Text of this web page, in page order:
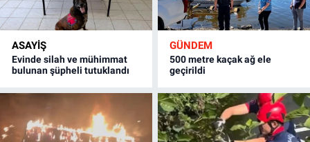
ASAYİŞ
Evinde silah ve mühimmat
bulunan şüpheli tutuklandı
GÜNDEM
500 metre kaçak ağ ele
geçirildi